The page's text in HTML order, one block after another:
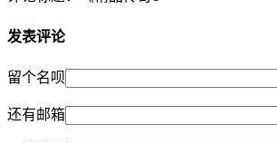
发表评论
留个名呗
还有邮箱